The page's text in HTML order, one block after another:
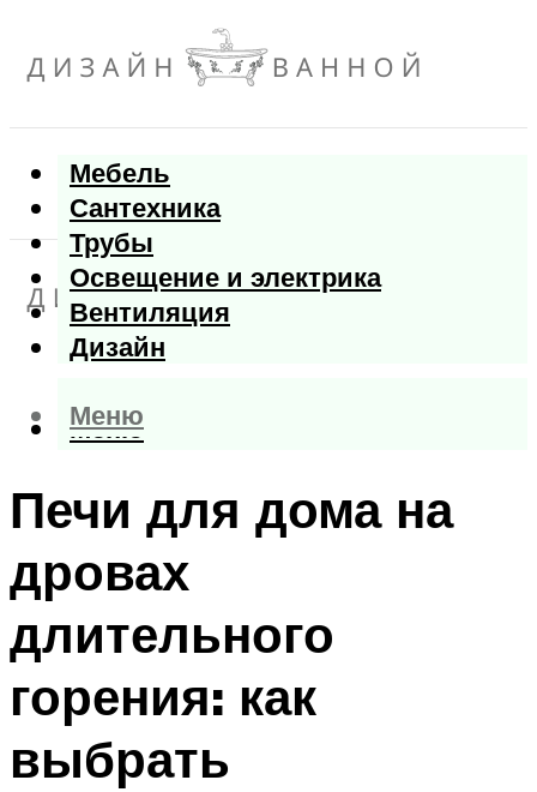
Мебель
Сантехника
Трубы
Освещение и электрика
Вентиляция
Дизайн
Меню
Меню
Печи для дома на
дровах
длительного
горения: как
выбрать